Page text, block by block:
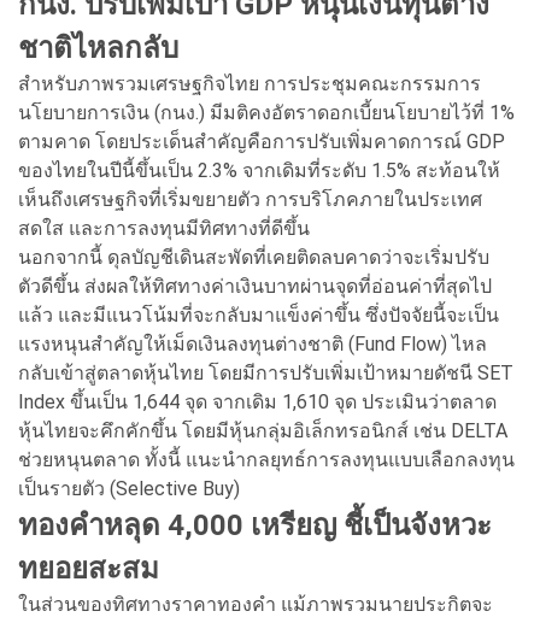
ชาติไหลกลับ
สำหรับภาพรวมเศรษฐกิจไทย การประชุมคณะกรรมการ
นโยบายการเงิน (กนง.) มีมติคงอัตราดอกเบี้ยนโยบายไว้ที่ 1%
ตามคาด โดยประเด็นสำคัญคือการปรับเพิ่มคาดการณ์ GDP
ของไทยในปีนี้ขึ้นเป็น 2.3% จากเดิมที่ระดับ 1.5% สะท้อนให้
เห็นถึงเศรษฐกิจที่เริ่มขยายตัว การบริโภคภายในประเทศ
สดใส และการลงทุนมีทิศทางที่ดีขึ้น
นอกจากนี้ ดุลบัญชีเดินสะพัดที่เคยติดลบคาดว่าจะเริ่มปรับ
ตัวดีขึ้น ส่งผลให้ทิศทางค่าเงินบาทผ่านจุดที่อ่อนค่าที่สุดไป
แล้ว และมีแนวโน้มที่จะกลับมาแข็งค่าขึ้น ซึ่งปัจจัยนี้จะเป็น
แรงหนุนสำคัญให้เม็ดเงินลงทุนต่างชาติ (Fund Flow) ไหล
กลับเข้าสู่ตลาดหุ้นไทย โดยมีการปรับเพิ่มเป้าหมายดัชนี SET
Index ขึ้นเป็น 1,644 จุด จากเดิม 1,610 จุด ประเมินว่าตลาด
หุ้นไทยจะคึกคักขึ้น โดยมีหุ้นกลุ่มอิเล็กทรอนิกส์ เช่น DELTA
ช่วยหนุนตลาด ทั้งนี้ แนะนำกลยุทธ์การลงทุนแบบเลือกลงทุน
เป็นรายตัว (Selective Buy)
ทองคำหลุด 4,000 เหรียญ ชี้เป็นจังหวะ
ทยอยสะสม
ในส่วนของทิศทางราคาทองคำ แม้ภาพรวมนายประกิตจะ